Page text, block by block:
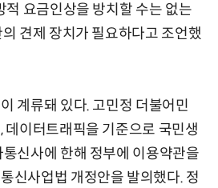
적 요금인상을 방치할 수는 없는
견제 장치가 필요하다고 조언했
계류돼 있다. 고민정 더불어민
데이터트래픽을 기준으로 국민생
신사에 한해 정부에 이용약관을
신사업법 개정안을 발의했다. 정